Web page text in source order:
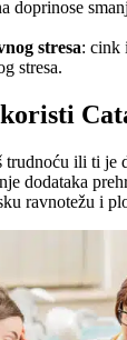
doprinose
stresa: cink
stresa.
trudnoću ili ti je
dodataka
ravnotežu i